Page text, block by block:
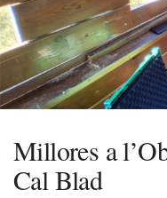
Millores a
Cal Blad